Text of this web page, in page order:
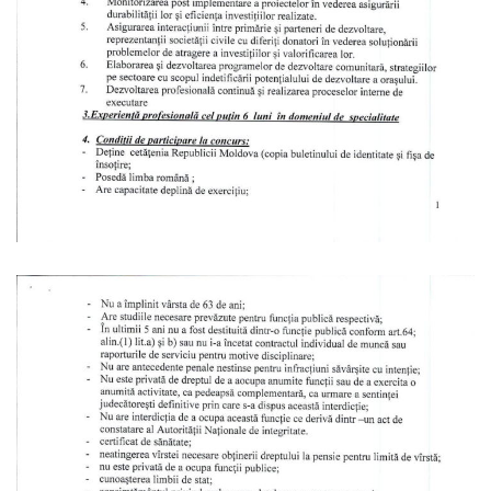
Serviciul
Juridic
Serviciul
în
Funciar
Serviciul
Relaţii
cu
Publicul